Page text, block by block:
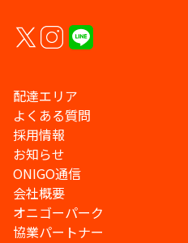
配達エリア
よくある質問
採用情報
お知らせ
ONIGO通信
会社概要
オニゴーパーク
協業パートナー